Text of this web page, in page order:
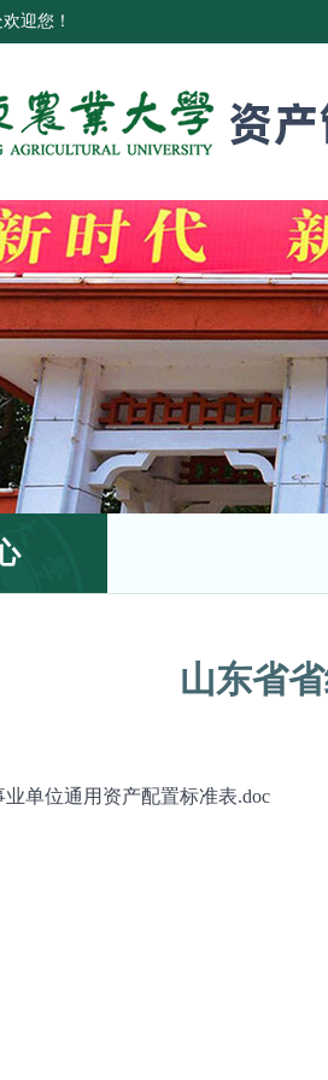
迎您！
山东省
单位通用资产配置标准表.doc